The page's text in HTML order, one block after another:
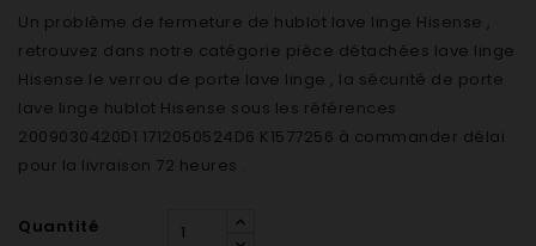
Un problème de fermeture de hublot lave linge Hisense ,
retrouvez dans notre catégorie pièce détachées lave linge
Hisense le verrou de porte lave linge , la sécurité de porte
lave linge hublot Hisense sous les références
2009030420D1 1712050524D6 K1577256 à commander délai
pour la livraison 72 heures .
Quantité